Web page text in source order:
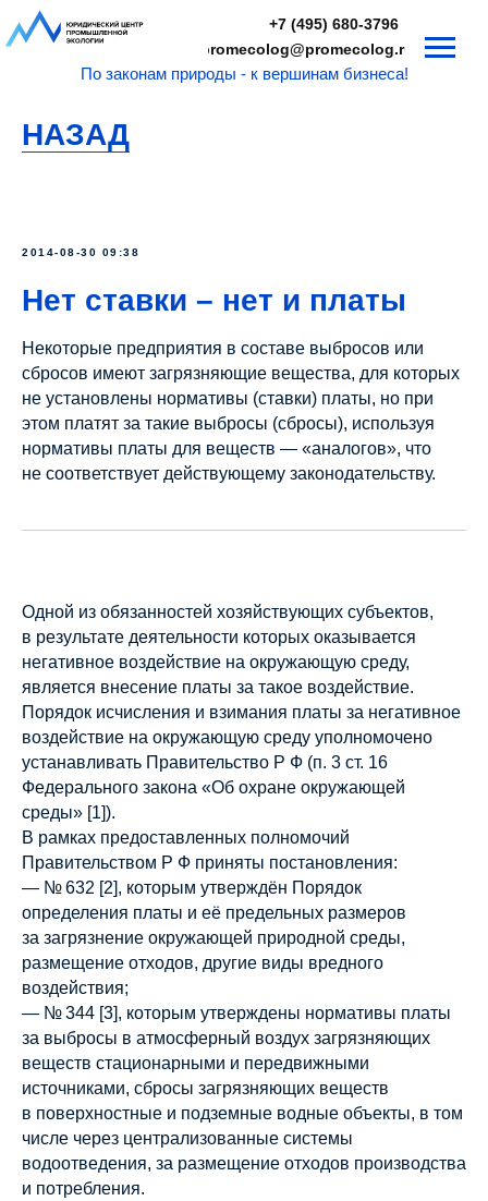
По законам природы - к вершинам бизнеса!
+7 (495) 680-3796
promecolog@promecolog.ru
НАЗАД
2014-08-30 09:38
Нет ставки – нет и платы
Некоторые предприятия в составе выбросов или
сбросов имеют загрязняющие вещества, для которых
не установлены нормативы (ставки) платы, но при
этом платят за такие выбросы (сбросы), используя
нормативы платы для веществ — «аналогов», что
не соответствует действующему законодательству.
Одной из обязанностей хозяйствующих субъектов,
в результате деятельности которых оказывается
негативное воздействие на окружающую среду,
является внесение платы за такое воздействие.
Порядок исчисления и взимания платы за негативное
воздействие на окружающую среду уполномочено
устанавливать Правительство Р Ф (п. 3 ст. 16
Федерального закона «Об охране окружающей
среды» [1]).
В рамках предоставленных полномочий
Правительством Р Ф приняты постановления:
— № 632 [2], которым утверждён Порядок
определения платы и её предельных размеров
за загрязнение окружающей природной среды,
размещение отходов, другие виды вредного
воздействия;
— № 344 [3], которым утверждены нормативы платы
за выбросы в атмосферный воздух загрязняющих
веществ стационарными и передвижными
источниками, сбросы загрязняющих веществ
в поверхностные и подземные водные объекты, в том
числе через централизованные системы
водоотведения, за размещение отходов производства
и потребления.